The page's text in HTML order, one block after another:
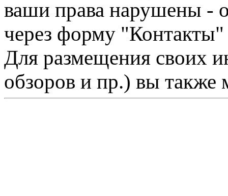
ваши права нарушены -
через форму "Контакты"
Для размещения своих
обзоров и пр.) вы также